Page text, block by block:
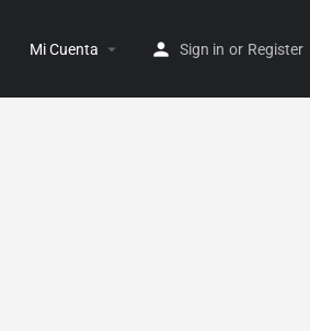
Mi Cuenta Sign in or Register